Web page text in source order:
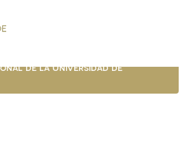
de la Universidad de